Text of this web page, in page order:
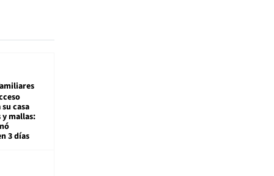
casa
mallas:
3 días